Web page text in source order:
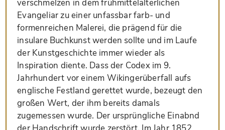
verschmelzen in dem frühmittelalterlichen
Evangeliar zu einer unfassbar farb- und
formenreichen Malerei, die prägend für die
insulare Buchkunst werden sollte und im Laufe
der Kunstgeschichte immer wieder als
Inspiration diente. Dass der Codex im 9.
Jahrhundert vor einem Wikingerüberfall aufs
englische Festland gerettet wurde, bezeugt den
großen Wert, der ihm bereits damals
zugemessen wurde. Der ursprüngliche Einabnd